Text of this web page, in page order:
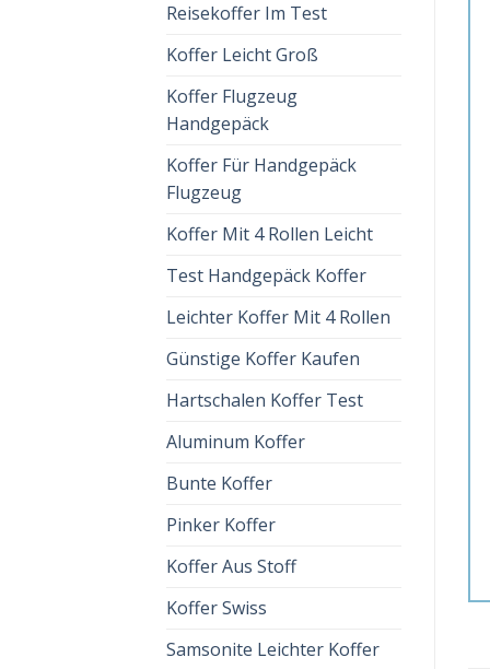
Reisekoffer Im Test
Koffer Leicht Groß
Koffer Flugzeug
Handgepäck
Koffer Für Handgepäck
Flugzeug
Koffer Mit 4 Rollen Leicht
Test Handgepäck Koffer
Leichter Koffer Mit 4 Rollen
Günstige Koffer Kaufen
Hartschalen Koffer Test
Aluminum Koffer
Bunte Koffer
Pinker Koffer
Koffer Aus Stoff
Koffer Swiss
Samsonite Leichter Koffer